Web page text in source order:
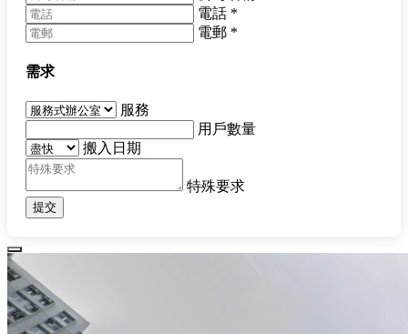
電話 *
電郵 *
需求
服務
用戶數量
搬入日期
特殊要求
提交